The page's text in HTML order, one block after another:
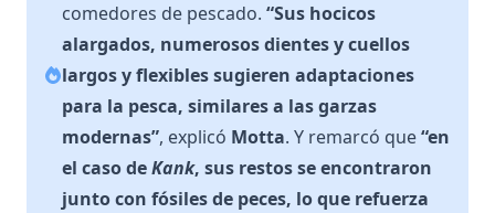
comedores de pescado. “Sus hocicos
alargados, numerosos dientes y cuellos
largos y flexibles sugieren adaptaciones
para la pesca, similares a las garzas
modernas”, explicó Motta. Y remarcó que“en
el caso deKank, sus restos se encontraron
junto con fósiles de peces, lo que refuerza